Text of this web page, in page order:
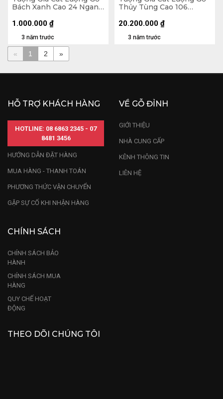
Bách Xanh Cao 24 Ngang
3 năm trước
1.000.000 ₫
Thủy Tùng Cao 106
3 năm trước
20.200.000 ₫
« 1 2 »
HỖ TRỢ KHÁCH HÀNG
HOTLINE: 08 6863 2345 - 07
8481 3456
HƯỚNG DẪN ĐẶT HÀNG
MUA HÀNG - THANH TOÁN
PHƯƠNG THỨC VẬN CHUYỂN
GẶP SỰ CỐ KHI NHẬN HÀNG
VỀ GỖ ĐỈNH
GIỚI THIỆU
NHÀ CUNG CẤP
KÊNH THÔNG TIN
LIÊN HỆ
CHÍNH SÁCH
CHÍNH SÁCH BẢO
HÀNH
CHÍNH SÁCH MUA
HÀNG
QUY CHẾ HOẠT
ĐỘNG
THEO DÕI CHÚNG TÔI